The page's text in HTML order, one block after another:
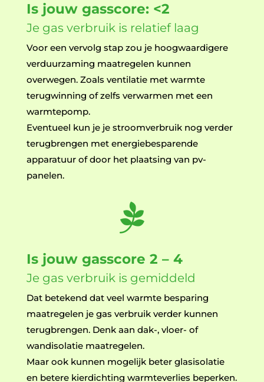
Is jouw gasscore: <2
Je gas verbruik is relatief laag
Voor een vervolg stap zou je hoogwaardigere
verduurzaming maatregelen kunnen
overwegen. Zoals ventilatie met warmte
terugwinning of zelfs verwarmen met een
warmtepomp.
Eventueel kun je je stroomverbruik nog verder
terugbrengen met energiebesparende
apparatuur of door het plaatsing van pv-
panelen.

Is jouw gasscore 2 – 4
Je gas verbruik is gemiddeld
Dat betekend dat veel warmte besparing
maatregelen je gas verbruik verder kunnen
terugbrengen. Denk aan dak-, vloer- of
wandisolatie maatregelen.
Maar ook kunnen mogelijk beter glasisolatie
en betere kierdichting warmteverlies beperken.